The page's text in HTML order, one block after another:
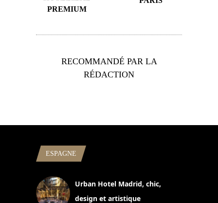
PREMIUM
RECOMMANDÉ PAR LA
RÉDACTION
ESPAGNE
Urban Hotel Madrid, chic,
design et artistique